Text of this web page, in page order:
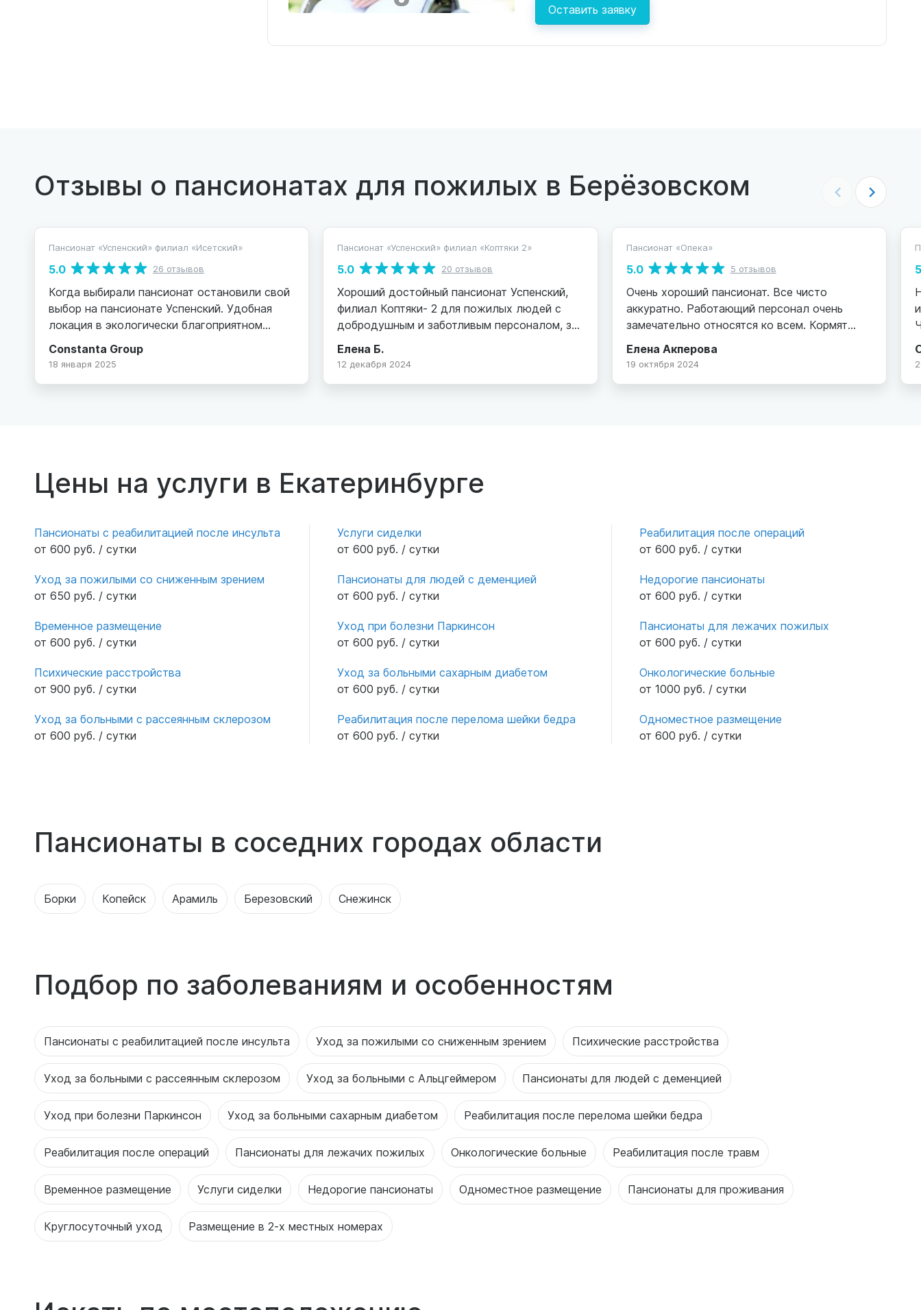
Оставить заявку
Отзывы о пансионатах для пожилых в Берёзовском
Пансионат «Успенский» филиал «Исетский»
5.0 26 отзывов
Когда выбирали пансионат остановили свой
выбор на пансионате Успенский. Удобная
локация в экологически благоприятном
Хороший кирпичный корпус, охраняемая,
искренние слова благодарности.
Constanta Group
18 января 2025
Пансионат «Успенский» филиал «Коптяки 2»
5.0 20 отзывов
Хороший достойный пансионат Успенский,
филиал Коптяки- 2 для пожилых людей с
добродушным и заботливым персоналом, за
пансионата для одинокой тёти осмотрела
осмотры, дают вовремя лекарства. Если
нужно, терапевт всегда подкорректирует
чистота, чистая постель и диетические
питание. Все очень прилично, я и тётя
Елена Б.
12 декабря 2024
Пансионат «Опека»
5.0 5 отзывов
Очень хороший пансионат. Все чисто
аккуратно. Работающий персонал очень
замечательно относятся ко всем. Кормят
девочкам которые работают там. Хорошо
Елена Акперова
19 октября 2024
Цены на услуги в Екатеринбурге
Пансионаты с реабилитацией после инсульта
от 600 руб. / сутки
Уход за пожилыми со сниженным зрением
от 650 руб. / сутки
Временное размещение
от 600 руб. / сутки
Психические расстройства
от 900 руб. / сутки
Уход за больными с рассеянным склерозом
от 600 руб. / сутки
Услуги сиделки
от 600 руб. / сутки
Пансионаты для людей с деменцией
от 600 руб. / сутки
Уход при болезни Паркинсон
от 600 руб. / сутки
Уход за больными сахарным диабетом
от 600 руб. / сутки
Реабилитация после перелома шейки бедра
от 600 руб. / сутки
Реабилитация после операций
от 600 руб. / сутки
Недорогие пансионаты
от 600 руб. / сутки
Пансионаты для лежачих пожилых
от 600 руб. / сутки
Онкологические больные
от 1000 руб. / сутки
Одноместное размещение
от 600 руб. / сутки
Пансионаты в соседних городах области
Борки Копейск Арамиль Березовский Снежинск
Подбор по заболеваниям и особенностям
Пансионаты с реабилитацией после инсульта Уход за пожилыми со сниженным зрением Психические расстройства
Уход за больными с рассеянным склерозом Уход за больными с Альцгеймером Пансионаты для людей с деменцией
Уход при болезни Паркинсон Уход за больными сахарным диабетом Реабилитация после перелома шейки бедра
Реабилитация после операций Пансионаты для лежачих пожилых Онкологические больные Реабилитация после травм
Временное размещение Услуги сиделки Недорогие пансионаты Одноместное размещение Пансионаты для проживания
Круглосуточный уход Размещение в 2-х местных номерах